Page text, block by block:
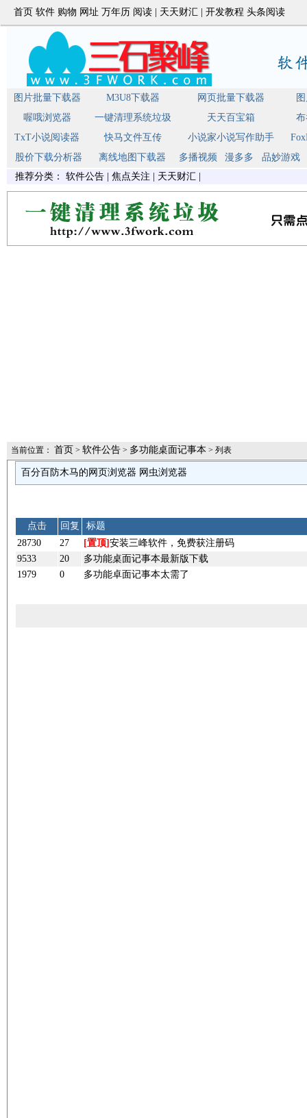
首页 软件 购物 网址 万年历 阅读 天天财汇 开发教程 头条阅读
图片批量下载器 M3U8下载器 网页批量下载器
喔哦浏览器
一键清理系统垃圾 天天百宝箱
TxT小说阅读器
快马文件互传 小说家小说写作助手
股价下载分析器
离线地图下载器 多播视频 漫多多
品妙游戏
推荐分类： 软件公告 焦点关注 天天财汇
当前位置： 首页 > 软件公告 > 多功能桌面记事本 > 列表
百分百防木马的网页浏览器 网虫浏览器
点击 回复
标题
28730
27 [置顶] 安装三峰软件，免费获注册码
9533
20
多功能桌面记事本最新版下载
1979
0 多功能卓面记事本太需了